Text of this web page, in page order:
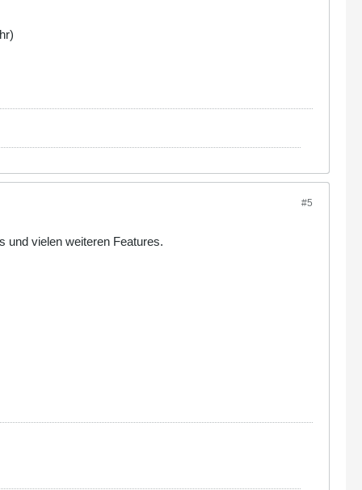
#5
und vielen weiteren Features.